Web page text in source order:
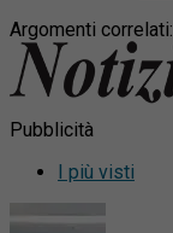
Argomenti correlati:
Pubblicità
I più visti